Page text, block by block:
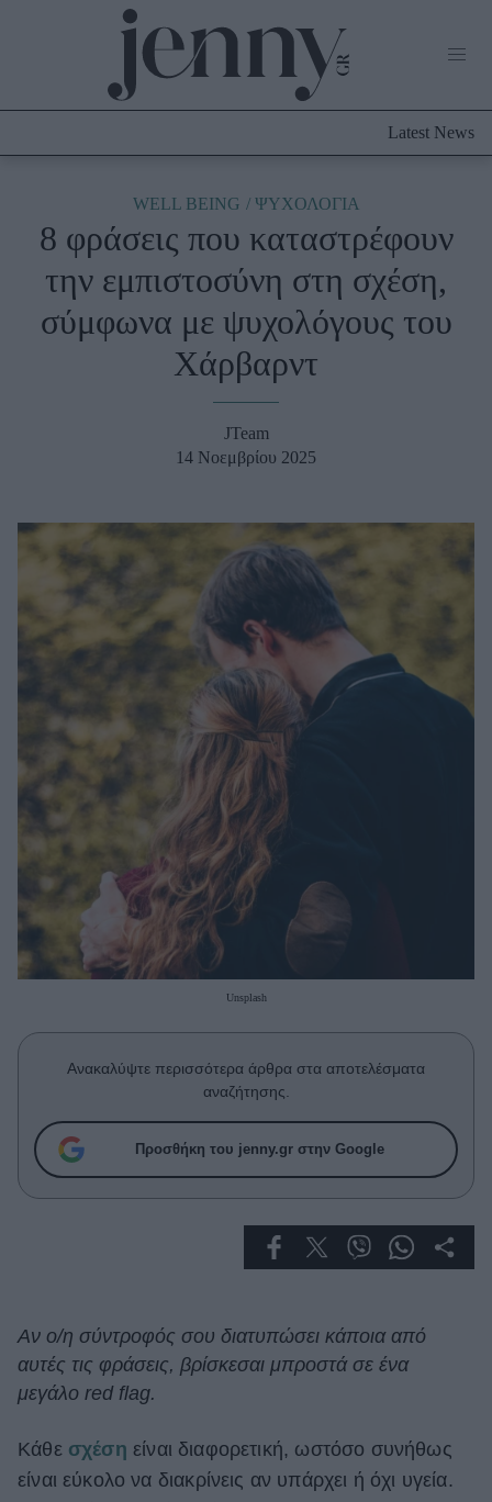
Culture
Fashion
Shopping
Styling Tips
Fashion News
Beauty News
Well being
Ψυχολογία
Υγεία + Διατροφή
Woman Power
Parenting
Real Women
Πρόσωπα
Who
True Stories
Success Stories
Ζώδια
Cooking
Green
Latest News
WELL BEING ΨΥΧΟΛΟΓΙΑ
8 φράσεις που καταστρέφουν
την εμπιστοσύνη στη σχέση,
σύμφωνα με ψυχολόγους του
Χάρβαρντ
JTeam
14 Νοεμβρίου 2025
Unsplash
Ανακαλύψτε περισσότερα άρθρα στα αποτελέσματα
αναζήτησης.
Προσθήκη του jenny.gr στην Google
Αν ο/η σύντροφός σου διατυπώσει κάποια από
αυτές τις φράσεις, βρίσκεσαι μπροστά σε ένα
μεγάλο red flag.
Κάθε σχέση είναι διαφορετική, ωστόσο συνήθως
είναι εύκολο να διακρίνεις αν υπάρχει ή όχι υγεία.